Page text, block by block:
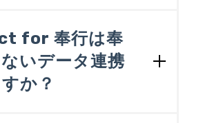
各種データベースなど多種
タソースの読み書き
タ編集機能
タ連携処理を自動実行す
の知識を必要としませ
for 奉行V ERP10/11 - DB
for 奉行V ERP10/11 - Valu
。
ｉ10
for 奉行は奉
いデータ連携
か？